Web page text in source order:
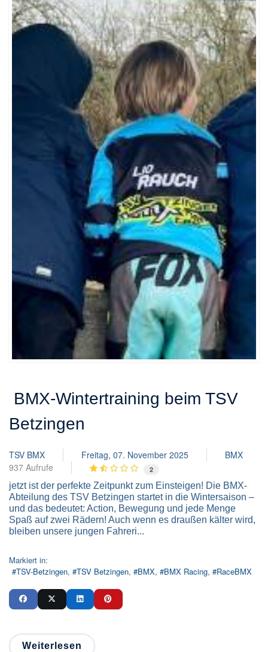
‍️ BMX-Wintertraining beim TSV
Betzingen
TSV BMX Freitag, 07. November 2025
BMX
937 Aufrufe
2
jetzt ist der perfekte Zeitpunkt zum Einsteigen! Die BMX-
Abteilung des TSV Betzingen startet in die Wintersaison –
und das bedeutet: Action, Bewegung und jede Menge
Spaß auf zwei Rädern! Auch wenn es draußen kälter wird,
bleiben unsere jungen Fahreri...
Markiert in:
TSV-Betzingen
TSV Betzingen BMX BMX Racing RaceBMX
Weiterlesen